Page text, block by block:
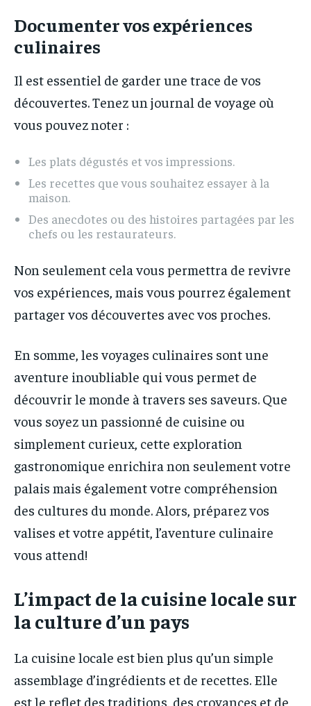
Documenter vos expériences
culinaires
Il est essentiel de garder une trace de vos
découvertes. Tenez un journal de voyage où
vous pouvez noter :
Les plats dégustés et vos impressions.
Les recettes que vous souhaitez essayer à la
maison.
Des anecdotes ou des histoires partagées par les
chefs ou les restaurateurs.
Non seulement cela vous permettra de revivre
vos expériences, mais vous pourrez également
partager vos découvertes avec vos proches.
En somme, les voyages culinaires sont une
aventure inoubliable qui vous permet de
découvrir le monde à travers ses saveurs. Que
vous soyez un passionné de cuisine ou
simplement curieux, cette exploration
gastronomique enrichira non seulement votre
palais mais également votre compréhension
des cultures du monde. Alors, préparez vos
valises et votre appétit, l’aventure culinaire
vous attend!
L’impact de la cuisine locale sur
la culture d’un pays
La cuisine locale est bien plus qu’un simple
assemblage d’ingrédients et de recettes. Elle
est le reflet des traditions, des croyances et de